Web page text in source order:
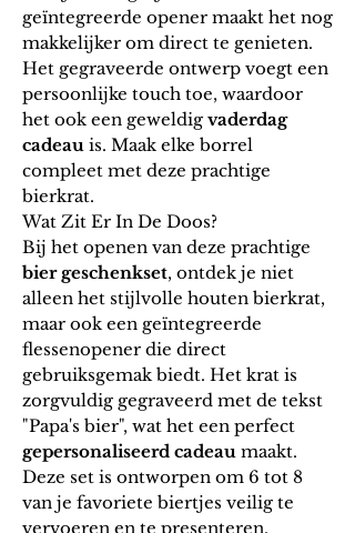
geïntegreerde opener maakt het nog
makkelijker om direct te genieten.
Het gegraveerde ontwerp voegt een
persoonlijke touch toe, waardoor
het ook een geweldig vaderdag
cadeau is. Maak elke borrel
compleet met deze prachtige
bierkrat.
Wat Zit Er In De Doos?
Bij het openen van deze prachtige
bier geschenkset, ontdek je niet
alleen het stijlvolle houten bierkrat,
maar ook een geïntegreerde
flessenopener die direct
gebruiksgemak biedt. Het krat is
zorgvuldig gegraveerd met de tekst
"Papa's bier", wat het een perfect
gepersonaliseerd cadeau maakt.
Deze set is ontworpen om 6 tot 8
van je favoriete biertjes veilig te
vervoeren en te presenteren,